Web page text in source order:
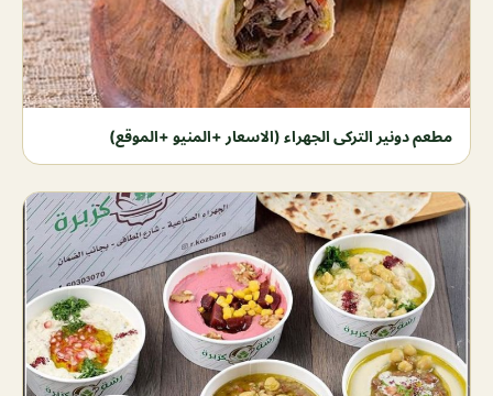
مطعم دونير التركى الجهراء (الاسعار +المنيو +الموقع)